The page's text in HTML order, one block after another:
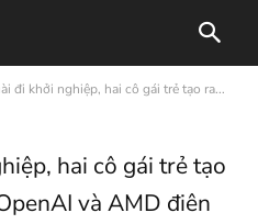
đi khởi nghiệp, hai cô gái trẻ tạo ra...
hai cô gái trẻ tạo
và AMD điên